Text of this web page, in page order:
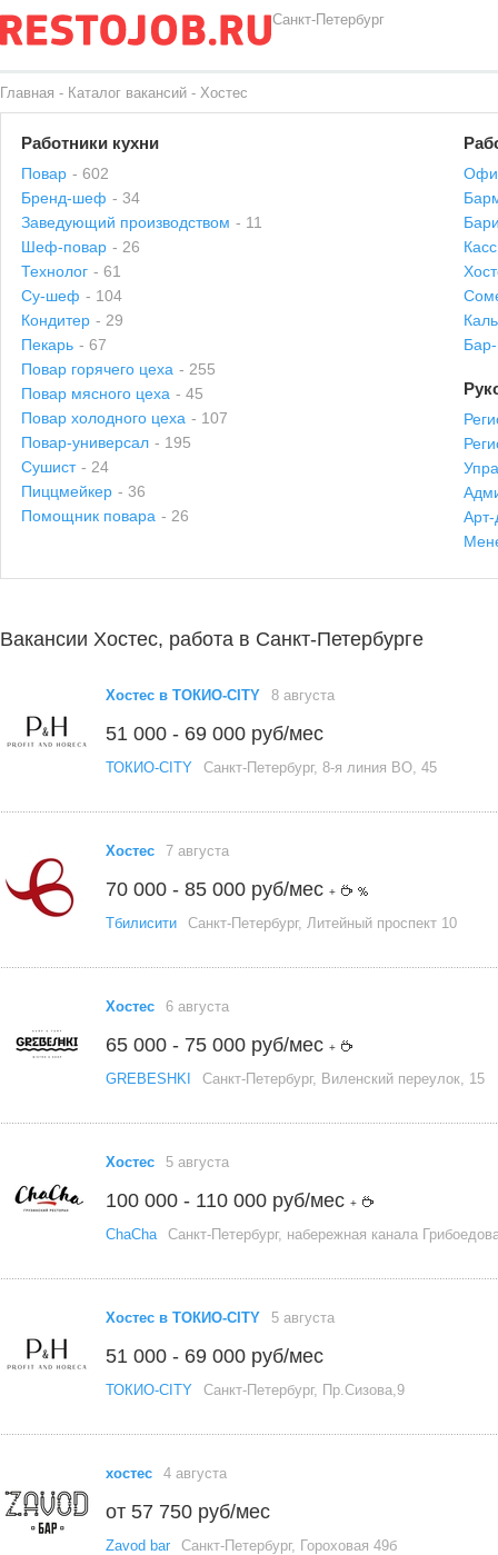
Санкт-Петербург
Главная - Каталог вакансий - Хостес
Работники кухни
Повар - 602
Бренд-шеф - 34
Заведующий производством - 11
Шеф-повар - 26
Технолог - 61
Су-шеф - 104
Кондитер - 29
Пекарь - 67
Повар горячего цеха - 255
Повар мясного цеха - 45
Повар холодного цеха - 107
Повар-универсал - 195
Сушист - 24
Пиццмейкер - 36
Помощник повара - 26
Арт-
Вакансии Хостес, работа в Санкт-Петербурге
Хостес в ТОКИО-CITY 8 августа
51 000 - 69 000 руб/мес
ТОКИО-CITY Санкт-Петербург, 8-я линия ВО, 45
Хостес 7 августа
70 000 - 85 000 руб/мес +
Тбилисити Санкт-Петербург, Литейный проспект 10
Хостес 6 августа
65 000 - 75 000 руб/мес +
GREBESHKI Санкт-Петербург, Виленский переулок, 15
Хостес 5 августа
100 000 - 110 000 руб/мес +
ChaCha Санкт-Петербург, набережная канала
Хостес в ТОКИО-CITY 5 августа
51 000 - 69 000 руб/мес
ТОКИО-CITY Санкт-Петербург, Пр.Сизова,9
хостес 4 августа
от 57 750 руб/мес
Zavod bar Санкт-Петербург, Гороховая 49б